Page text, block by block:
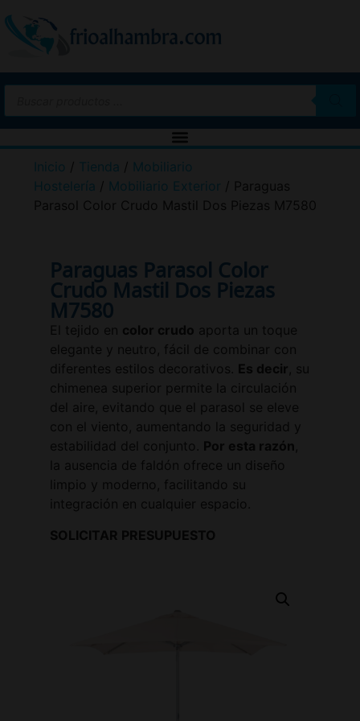
Inicio / Tienda / Mobiliario
Hostelería / Mobiliario Exterior / Paraguas
Parasol Color Crudo Mastil Dos Piezas M7580
Paraguas Parasol Color
Crudo Mastil Dos Piezas
M7580
El tejido en color crudo aporta un toque
elegante y neutro, fácil de combinar con
diferentes estilos decorativos. Es decir, su
chimenea superior permite la circulación
del aire, evitando que el parasol se eleve
con el viento, aumentando la seguridad y
estabilidad del conjunto. Por esta razón,
la ausencia de faldón ofrece un diseño
limpio y moderno, facilitando su
integración en cualquier espacio.
SOLICITAR PRESUPUESTO